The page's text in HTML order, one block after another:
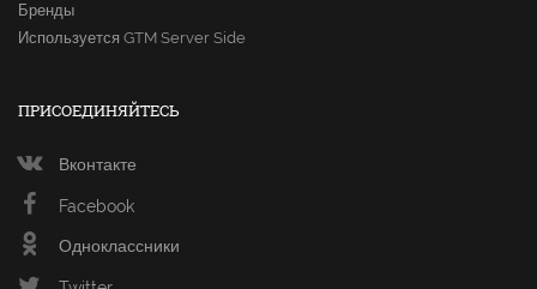
Бренды
Используется GTM Server Side
ПРИСОЕДИНЯЙТЕСЬ
Вконтакте
Facebook
Одноклассники